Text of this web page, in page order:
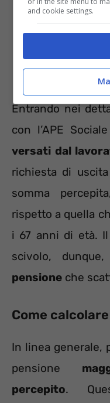
Entrando nei
con l’APE
versati dal
richiesta di
somma
rispetto a quella
i 67 anni di età.
scivolo,
pensione che
Come
In linea generale,
pensione
percepito.
and cookie settings.